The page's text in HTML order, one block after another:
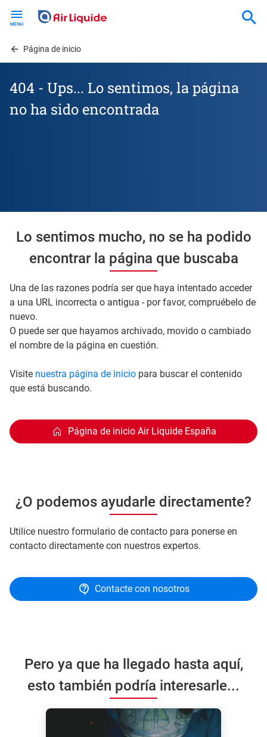
contentPágina de inicio
404 - Ups... Lo sentimos, la página
no ha sido encontrada
Lo sentimos mucho, no se ha podido
encontrar la página que buscaba
Una de las razones podría ser que haya intentado acceder
a una URL incorrecta o antigua - por favor, compruébelo de
nuevo.
O puede ser que hayamos archivado, movido o cambiado
el nombre de la página en cuestión.
Visite nuestra página de inicio para buscar el contenido
que está buscando.
Página de inicio Air Liquide España
¿O podemos ayudarle directamente?
Utilice nuestro formulario de contacto para ponerse en
contacto directamente con nuestros expertos.
Contacte con nosotros
Pero ya que ha llegado hasta aquí,
esto también podría interesarle...